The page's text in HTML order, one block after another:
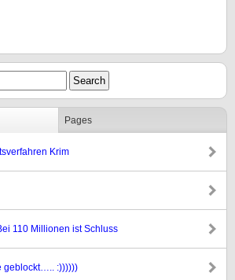
Pages
Krim
110 Millionen ist Schluss
geblockt….. :))))))